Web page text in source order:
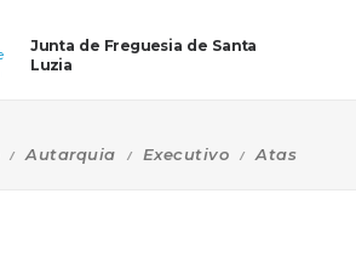
Junta de Freguesia de Santa
Luzia
Autarquia Executivo Atas